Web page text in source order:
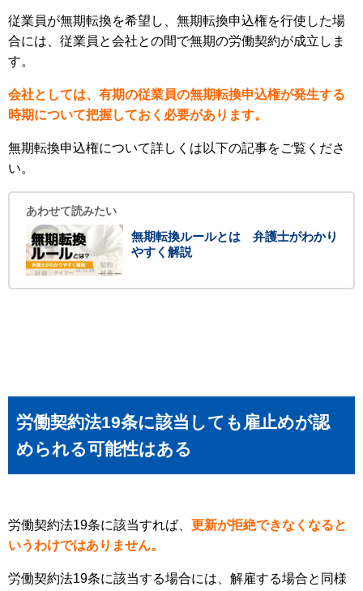
従業員が無期転換を希望し、無期転換申込権を行使した場
合には、従業員と会社との間で無期の労働契約が成立しま
す。
会社としては、有期の従業員の無期転換申込権が発生する
時期について把握しておく必要があります。
無期転換申込権について詳しくは以下の記事をご覧くださ
い。
あわせて読みたい
無期転換ルールとは 弁護士がわかり
やすく解説
労働契約法19条に該当しても雇止めが認
められる可能性はある
労働契約法19条に該当すれば、 更新が拒絶できなくなると
いうわけではありません。
労働契約法19条に該当する場合には、解雇する場合と同様